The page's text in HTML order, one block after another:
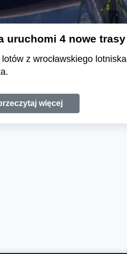
uruchomi 4 nowe trasy
z wrocławskiego
więcej